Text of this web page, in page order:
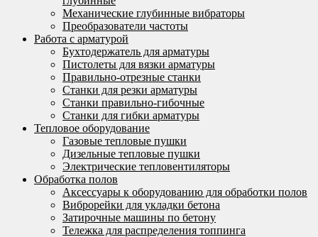
Механические глубинные вибраторы
Преобразователи частоты
Работа с арматурой
Бухтодержатель для арматуры
Пистолеты для вязки арматуры
Правильно-отрезные станки
Станки для резки арматуры
Станки правильно-гибочные
Станки для гибки арматуры
Тепловое оборудование
Газовые тепловые пушки
Дизельные тепловые пушки
Электрические тепловентиляторы
Обработка полов
Аксессуары к оборудованию для обработки полов
Виброрейки для укладки бетона
Затирочные машины по бетону
Тележка для распределения топпинга